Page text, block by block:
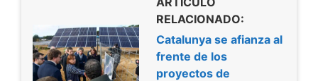
RELACIONADO:
Catalunya se afianza al
frente de los
proyectos de